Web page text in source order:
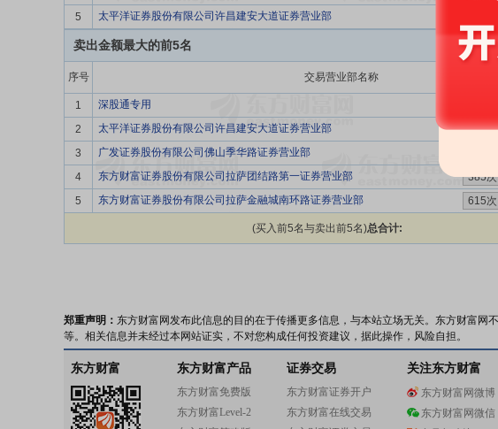
5
太平洋证券股份有限公司许昌建安大道证券营业部
卖出金额最大的前5名
序号 交易营业部名称
1 深股通专用
2
太平洋证券股份有限公司许昌建安大道证券营业部 -次
3
广发证券股份有限公司佛山季华路证券营业部
4
东方财富证券股份有限公司拉萨团结路第一证券营业部 385次
5
东方财富证券股份有限公司拉萨金融城南环路证券营业部 615次
(买入前5名与卖出前5名)总合计:
郑重声明： 东方财富网发布此信息的目的在于传播更多信息，与本站立场无关。东方财富
等。相关信息并未经过本网站证实，不对您构成任何投资建议，据此操作，风险自担。